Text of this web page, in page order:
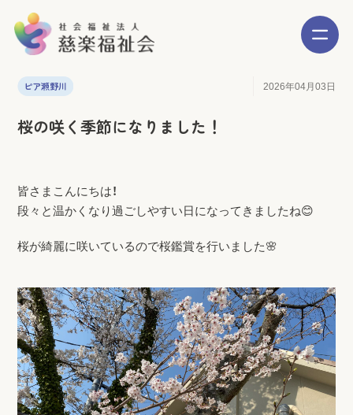
ピア瀬野川 2026年04月03日
桜の咲く季節になりました！
皆さまこんにちは！
段々と温かくなり過ごしやすい日になってきましたね😊
桜が綺麗に咲いているので桜鑑賞を行いました🌸